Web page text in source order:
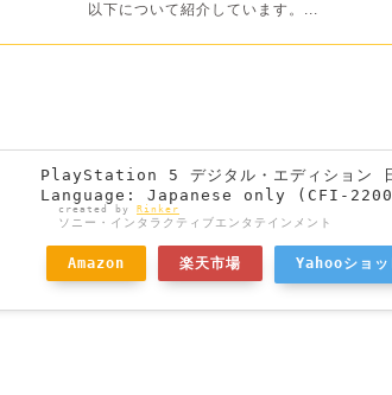
以下について紹介しています。...
PlayStation 5 デジタル・エディション
Language: Japanese only (CFI-
created by Rinker
ソニー・インタラクティブエンタテインメント
Amazon 楽天市場 Yahooショッ